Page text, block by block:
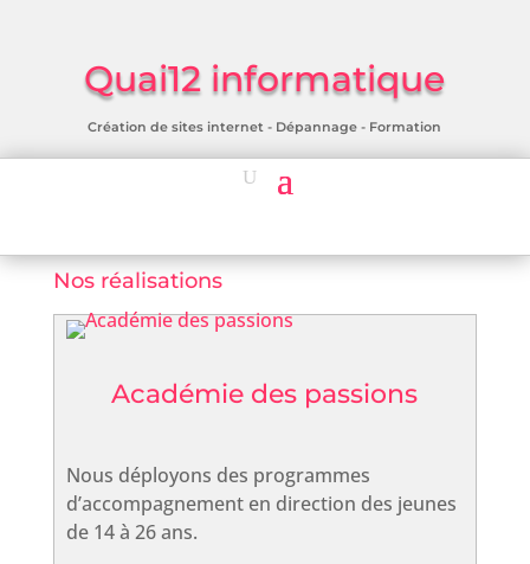
Quai12 informatique
Création de sites internet - Dépannage - Formation
Nos réalisations
Académie des passions
Nous déployons des programmes
d’accompagnement en direction des jeunes
de 14 à 26 ans.